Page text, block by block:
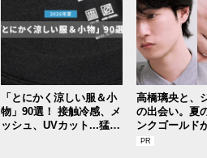
「とにかく涼しい服＆小
物」90選！ 接触冷感、メ
ッシュ、UVカット...猛暑
高橋璃央と、
の出会い。夏
ンクゴールド
SUMMER